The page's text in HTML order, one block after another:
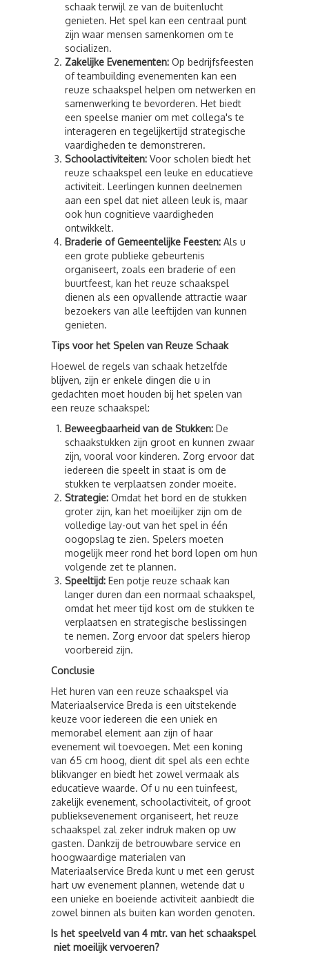
schaak terwijl ze van de buitenlucht
genieten. Het spel kan een centraal punt
zijn waar mensen samenkomen om te
socializen.
Zakelijke Evenementen: Op bedrijfsfeesten
of teambuilding evenementen kan een
reuze schaakspel helpen om netwerken en
samenwerking te bevorderen. Het biedt
een speelse manier om met collega's te
interageren en tegelijkertijd strategische
vaardigheden te demonstreren.
Schoolactiviteiten: Voor scholen biedt het
reuze schaakspel een leuke en educatieve
activiteit. Leerlingen kunnen deelnemen
aan een spel dat niet alleen leuk is, maar
ook hun cognitieve vaardigheden
ontwikkelt.
Braderie of Gemeentelijke Feesten: Als u
een grote publieke gebeurtenis
organiseert, zoals een braderie of een
buurtfeest, kan het reuze schaakspel
dienen als een opvallende attractie waar
bezoekers van alle leeftijden van kunnen
genieten.
Tips voor het Spelen van Reuze Schaak
Hoewel de regels van schaak hetzelfde
blijven, zijn er enkele dingen die u in
gedachten moet houden bij het spelen van
een reuze schaakspel:
Beweegbaarheid van de Stukken: De
schaakstukken zijn groot en kunnen zwaar
zijn, vooral voor kinderen. Zorg ervoor dat
iedereen die speelt in staat is om de
stukken te verplaatsen zonder moeite.
Strategie: Omdat het bord en de stukken
groter zijn, kan het moeilijker zijn om de
volledige lay-out van het spel in één
oogopslag te zien. Spelers moeten
mogelijk meer rond het bord lopen om hun
volgende zet te plannen.
Speeltijd: Een potje reuze schaak kan
langer duren dan een normaal schaakspel,
omdat het meer tijd kost om de stukken te
verplaatsen en strategische beslissingen
te nemen. Zorg ervoor dat spelers hierop
voorbereid zijn.
Conclusie
Het huren van een reuze schaakspel via
Materiaalservice Breda is een uitstekende
keuze voor iedereen die een uniek en
memorabel element aan zijn of haar
evenement wil toevoegen. Met een koning
van 65 cm hoog, dient dit spel als een echte
blikvanger en biedt het zowel vermaak als
educatieve waarde. Of u nu een tuinfeest,
zakelijk evenement, schoolactiviteit, of groot
publieksevenement organiseert, het reuze
schaakspel zal zeker indruk maken op uw
gasten. Dankzij de betrouwbare service en
hoogwaardige materialen van
Materiaalservice Breda kunt u met een gerust
hart uw evenement plannen, wetende dat u
een unieke en boeiende activiteit aanbiedt die
zowel binnen als buiten kan worden genoten.
Is het speelveld van 4 mtr. van het schaakspel
niet moeilijk vervoeren?